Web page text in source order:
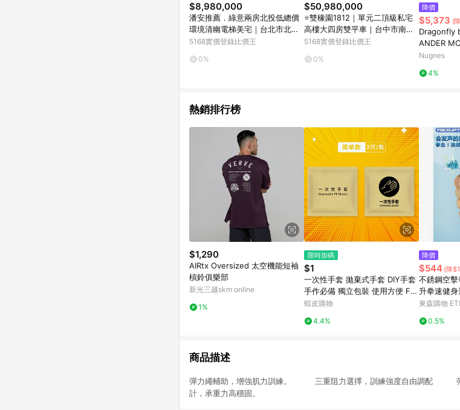
$8,980,000
潘安推薦．綠意兩房北投低總價
環境清幽電梯美宅｜台北市北投
區溫泉路
5168實價登錄比價王
0%
$50,980,000
⭐️雙橡園1812｜單元二頂級私宅
高樓大四房雙平車｜台中市南屯
區龍富路四段
5168實價登錄比價王
0%
降價
$5,373 (
Dragonfly
ANDER
Man
Nugnes
4%
熱銷排行榜
$1,290
AIRtx Oversized 太空機能短袖
槓鈴俱樂部
新光三越skm online
1%
限時加碼
$1
一次性手套 拋棄式手套 DIY手套
手作必備 獨立包裝 使用方便 FP
0003
蝦皮購物
4.4%
降價
$544 (降
不銹鋼空
升拳速健身
攜
東森購物
0.5%
商品描述
彈力繩輔助，增強肌力訓練。 三重阻力選擇，訓練強度自由調配
計，承重力高穩固。